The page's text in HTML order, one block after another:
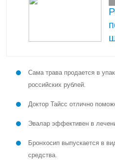
Сама трава продается в
российских рублей.
Доктор Тайсс отлично
Эвалар эффективен в
Бронхосип выпускается в
средства.